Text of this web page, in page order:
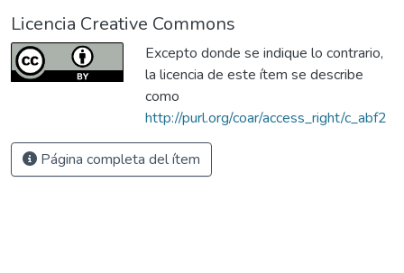
Licencia Creative Commons
Excepto donde se indique lo contrario,
la licencia de este ítem se describe
como
http://purl.org/coar/access_right/c_abf2
Página completa del ítem